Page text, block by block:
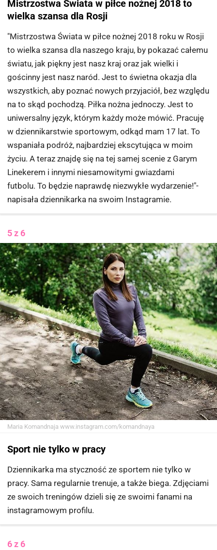
Mistrzostwa Świata w piłce nożnej 2018 to
wielka szansa dla Rosji
"Mistrzostwa Świata w piłce nożnej 2018 roku w Rosji
to wielka szansa dla naszego kraju, by pokazać całemu
światu, jak piękny jest nasz kraj oraz jak wielki i
gościnny jest nasz naród. Jest to świetna okazja dla
wszystkich, aby poznać nowych przyjaciół, bez względu
na to skąd pochodzą. Piłka nożna jednoczy. Jest to
uniwersalny język, którym każdy może mówić. Pracuję
w dziennikarstwie sportowym, odkąd mam 17 lat. To
wspaniała podróż, najbardziej ekscytująca w moim
życiu. A teraz znajdę się na tej samej scenie z Garym
Linekerem i innymi niesamowitymi gwiazdami
futbolu. To będzie naprawdę niezwykłe wydarzenie!"-
napisała dziennikarka na swoim Instagramie.
5 z 6
Maria Komandnaja www.instagram.com/komandnaya
Sport nie tylko w pracy
Dziennikarka ma styczność ze sportem nie tylko w
pracy. Sama regularnie trenuje, a także biega. Zdjęciami
ze swoich treningów dzieli się ze swoimi fanami na
instagramowym profilu.
6 z 6